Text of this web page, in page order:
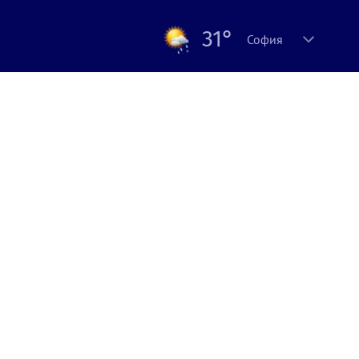
31° София